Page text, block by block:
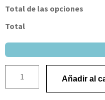
Total de las opciones
Total
Añadir al